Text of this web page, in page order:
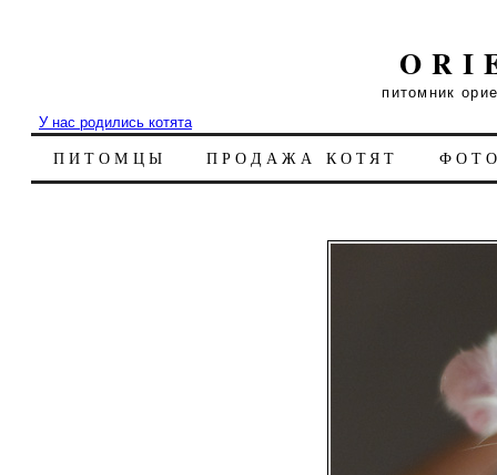
питомник
У нас родились котята
ПИТОМЦЫ ПРОДАЖА КОТЯТ